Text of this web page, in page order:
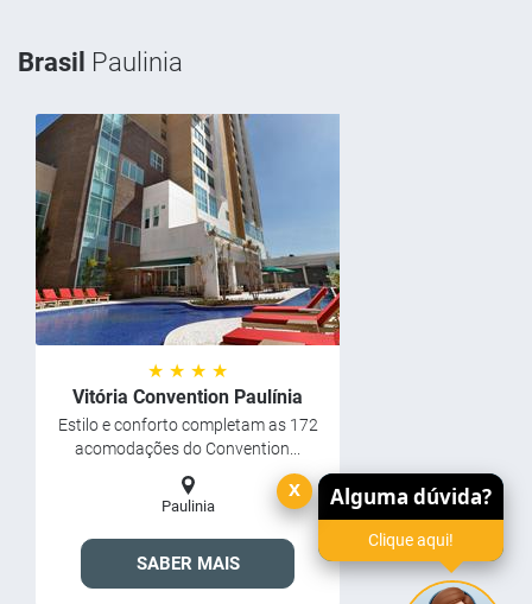
Brasil Paulinia
★ ★ ★ ★
Vitória Convention Paulínia
Estilo e conforto completam as 172
acomodações do Convention...
Paulinia
SABER MAIS
Alguma dúvida?
Clique aqui!
x